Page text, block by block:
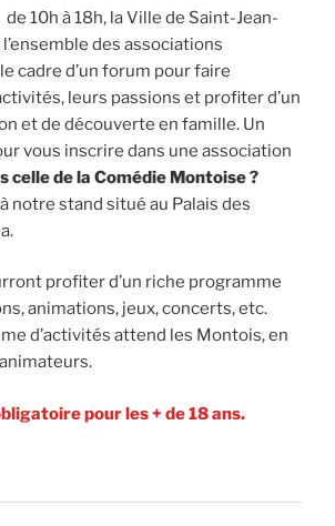
10h à 18h, la Ville de Saint-Jean-
des associations
cadre d’un forum pour faire
leurs passions et profiter d’un
et de découverte en famille. Un
vous inscrire dans une association
celle de la Comédie Montoise ?
notre stand situé au Palais des
profiter d’un riche programme
animations, jeux, concerts, etc.
d’activités attend les Montois, en
pour les + de 18 ans.